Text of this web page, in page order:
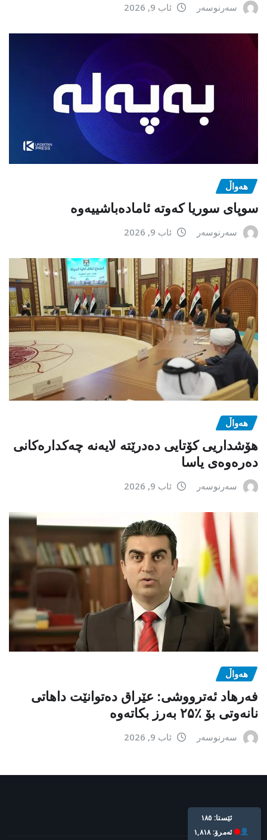
سەرنوسەر ئاب 9, 2026
هەواڵ
سوپای سوریا کەوتە ئامادەباشییەوە
سەرنوسەر ئاب 9, 2026
هەواڵ
هۆشداریی کۆتایی دەدرێتە لایەنە چەکدارەکانی
دەرەوەی یاسا
سەرنوسەر ئاب 9, 2026
هەواڵ
فەرهاد ئەترووشی: عێراق دەتوانێت داهاتی
نانەوتی بۆ ٪۲۵ بەرز بکاتەوە
سەرنوسەر ئاب 9, 2026
Live: 185
Today: 1,818